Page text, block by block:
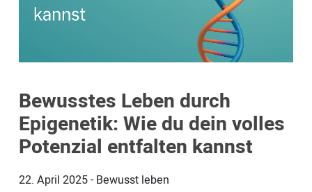
Bewusstes Leben durch
Epigenetik: Wie du dein volles
Potenzial entfalten kannst
22. April 2025-Bewusst leben